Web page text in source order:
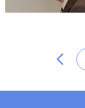
Ga
pagina